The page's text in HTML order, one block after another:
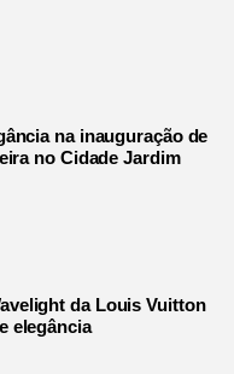
na inauguração de
no Cidade Jardim
da Louis Vuitton
elegância